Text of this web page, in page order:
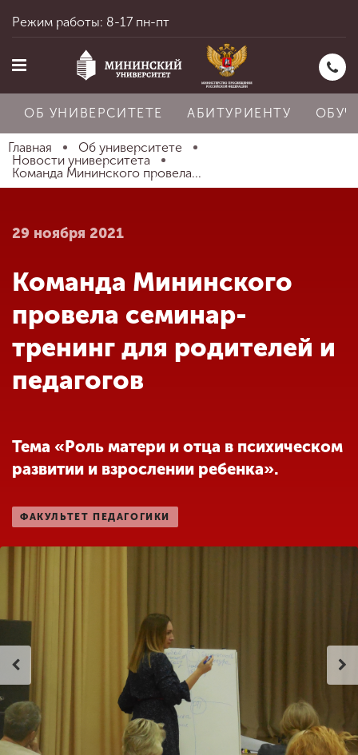
Главная
Абитуриенту
Обучение
Международная
Другие виды
деятельности
Студенческая жизнь
Сведения об
образовательной
организации
Режим работы: 8-17 пн-пт
ОБ УНИВЕРСИТЕТЕ АБИТУРИЕНТУ
Главная
Об университете
Новости университета
Команда Мининского провела...
29 ноября 2021
Команда Мининского
провела семинар-
тренинг для родителей и
педагогов
Тема «Роль матери и отца в психическом
развитии и взрослении ребенка».
ФАКУЛЬТЕТ ПЕДАГОГИКИ